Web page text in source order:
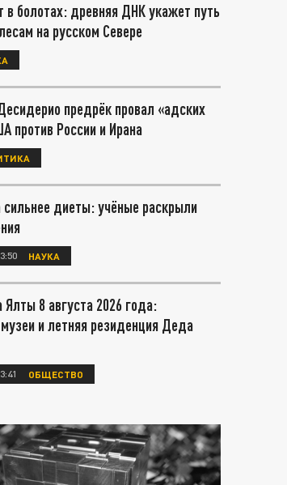
в болотах: древняя ДНК укажет путь
на русском Севере
предрёк провал «адских
против России и Ирана
сильнее диеты: учёные раскрыли
НАУКА
Ялты 8 августа 2026 года:
и летняя резиденция Деда
ОБЩЕСТВО